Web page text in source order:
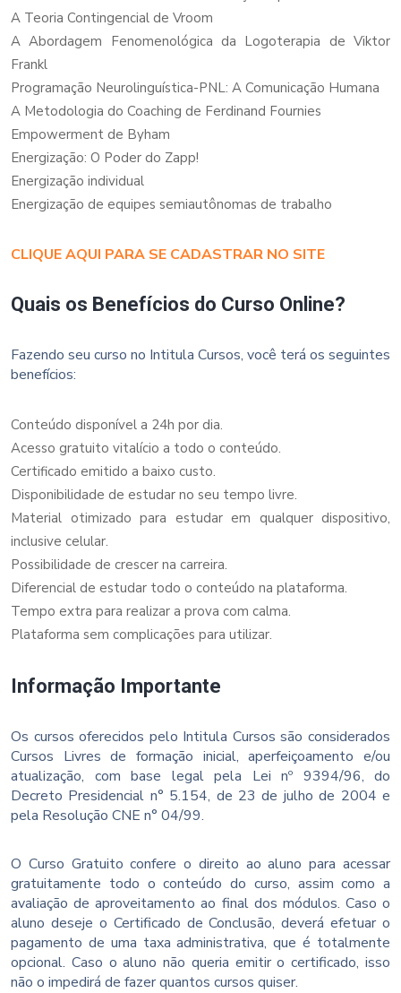
A Teoria Contingencial de Vroom
A Abordagem Fenomenológica da Logoterapia de Viktor
Frankl
Programação Neurolinguística-PNL: A Comunicação Humana
A Metodologia do Coaching de Ferdinand Fournies
Empowerment de Byham
Energização: O Poder do Zapp!
Energização individual
Energização de equipes semiautônomas de trabalho
CLIQUE AQUI PARA SE CADASTRAR NO SITE
Quais os Benefícios do Curso Online?
Fazendo seu curso no Intitula Cursos, você terá os seguintes
benefícios:
Conteúdo disponível a 24h por dia.
Acesso gratuito vitalício a todo o conteúdo.
Certificado emitido a baixo custo.
Disponibilidade de estudar no seu tempo livre.
Material otimizado para estudar em qualquer dispositivo,
inclusive celular.
Possibilidade de crescer na carreira.
Diferencial de estudar todo o conteúdo na plataforma.
Tempo extra para realizar a prova com calma.
Plataforma sem complicações para utilizar.
Informação Importante
Os cursos oferecidos pelo Intitula Cursos são considerados
Cursos Livres de formação inicial, aperfeiçoamento e/ou
atualização, com base legal pela Lei nº 9394/96, do
Decreto Presidencial n° 5.154, de 23 de julho de 2004 e
pela Resolução CNE n° 04/99.
O Curso Gratuito confere o direito ao aluno para acessar
gratuitamente todo o conteúdo do curso, assim como a
avaliação de aproveitamento ao final dos módulos. Caso o
aluno deseje o Certificado de Conclusão, deverá efetuar o
pagamento de uma taxa administrativa, que é totalmente
opcional. Caso o aluno não queria emitir o certificado, isso
não o impedirá de fazer quantos cursos quiser.